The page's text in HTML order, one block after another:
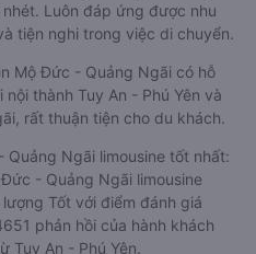
Luôn đáp ứng được nhu
tiện nghi trong việc di chuyển.
Mộ Đức - Quảng Ngãi có hỗ
thành Tuy An - Phú Yên và
rất thuận tiện cho du khách.
Quảng Ngãi limousine tốt nhất:
- Quảng Ngãi limousine
Tốt với điểm đánh giá
phản hồi của hành khách
Tuy An - Phú Yên.